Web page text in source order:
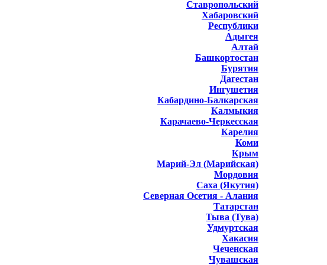
Ставропольский
Хабаровский
Республики
Адыгея
Алтай
Башкортостан
Бурятия
Дагестан
Ингушетия
Кабардино-Балкарская
Калмыкия
Карачаево-Черкесская
Карелия
Коми
Крым
Марий-Эл (Марийская)
Мордовия
Саха (Якутия)
Северная Осетия - Алания
Татарстан
Тыва (Тува)
Удмуртская
Хакасия
Чеченская
Чувашская